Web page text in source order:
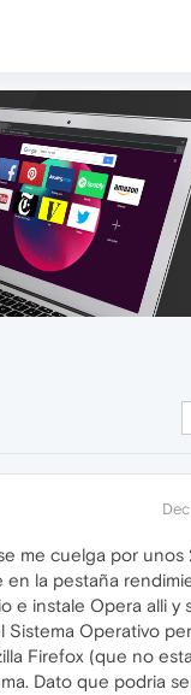
me cuelga por
en la pestaña
e instale Opera alli y
Operativo
Firefox (que no
Dato que podria